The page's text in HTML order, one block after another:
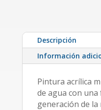
Descripción
Información
Pintura acrílica
de agua con
generación de la